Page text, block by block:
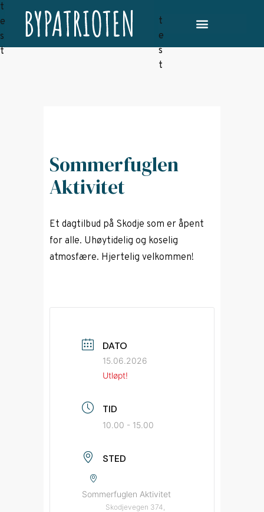
Sommerfuglen
Aktivitet
Et dagtilbud på Skodje som er åpent
for alle. Uhøytidelig og koselig
atmosfære. Hjertelig velkommen!
DATO
15.06.2026
Utløpt!
TID
10.00 - 15.00
STED
Sommerfuglen Aktivitet
Skodjevegen 374,